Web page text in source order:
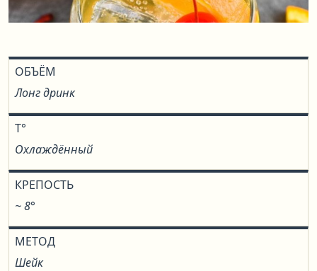
ОБЪЁМ
Лонг дринк
T°
Охлаждённый
КРЕПОСТЬ
~ 8°
МЕТОД
Шейк